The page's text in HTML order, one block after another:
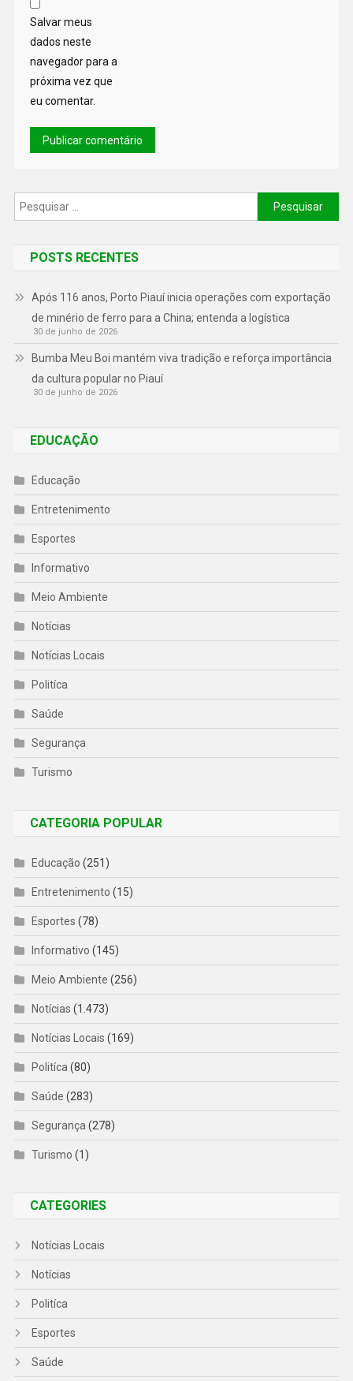
Salvar meus
dados neste
navegador para a
próxima vez que
eu comentar.
POSTS RECENTES
Após 116 anos, Porto Piauí inicia operações com exportação
de minério de ferro para a China; entenda a logística
30 de junho de 2026
Bumba Meu Boi mantém viva tradição e reforça importância
da cultura popular no Piauí
30 de junho de 2026
EDUCAÇÃO
Educação
Entretenimento
Esportes
Informativo
Meio Ambiente
Notícias
Notícias Locais
Politíca
Saúde
Segurança
Turismo
CATEGORIA POPULAR
Educação (251)
Entretenimento (15)
Esportes (78)
Informativo (145)
Meio Ambiente (256)
Notícias (1.473)
Notícias Locais (169)
Politíca (80)
Saúde (283)
Segurança (278)
Turismo (1)
CATEGORIES
Notícias Locais
Notícias
Politíca
Esportes
Saúde